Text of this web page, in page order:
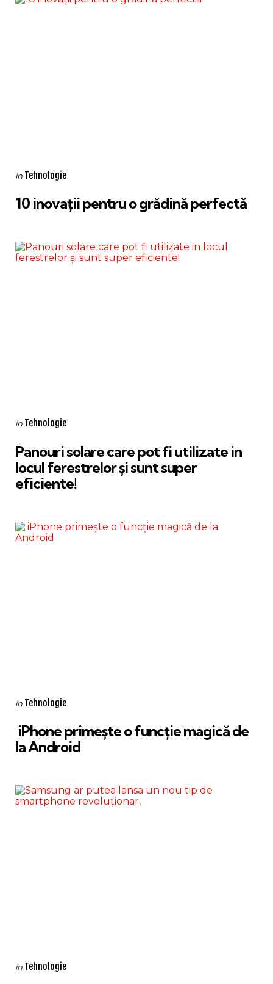
Categories
Posted
in Tehnologie
10 inovații pentru o grădină perfectă
Categories
Posted
in Tehnologie
Panouri solare care pot fi utilizate in
locul ferestrelor și sunt super
eficiente!
Categories
Posted
in Tehnologie
iPhone primește o funcție magică de
la Android
Categories
Posted
in Tehnologie